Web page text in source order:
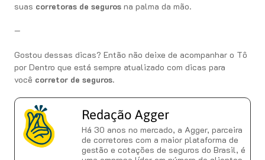
suas corretoras de seguros na palma da mão.
—
Gostou dessas dicas? Então não deixe de acompanhar o Tô
por Dentro que está sempre atualizado com dicas para
você corretor de seguros.
Redação Agger
Há 30 anos no mercado, a Agger, parceira
de corretores com a maior plataforma de
gestão e cotações de seguros do Brasil, é